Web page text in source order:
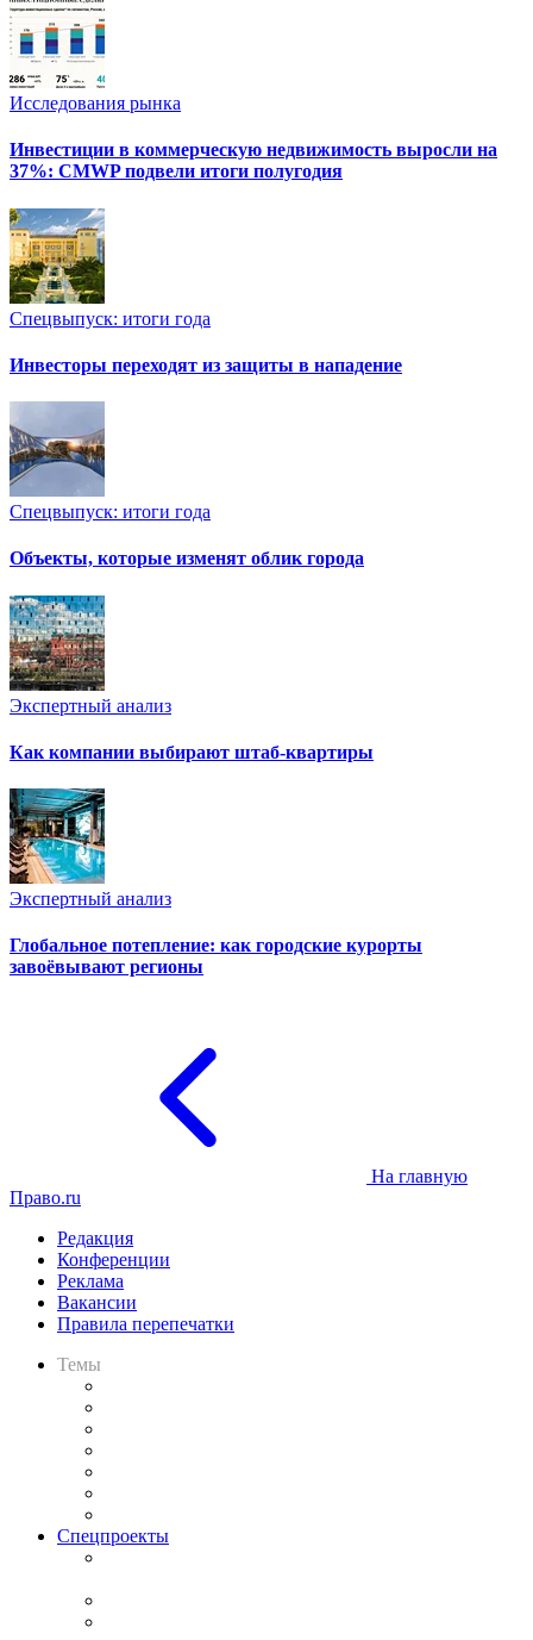
Исследования рынка
Инвестиции в коммерческую недвижимость выросли на
37%: CMWP подвели итоги полугодия
Спецвыпуск: итоги года
Инвесторы переходят из защиты в нападение
Спецвыпуск: итоги года
Объекты, которые изменят облик города
Экспертный анализ
Как компании выбирают штаб-квартиры
Экспертный анализ
Глобальное потепление: как городские курорты
завоёвывают регионы
На главную
Право.ru
Редакция
Конференции
Реклама
Вакансии
Правила перепечатки
Темы
Спецпроекты